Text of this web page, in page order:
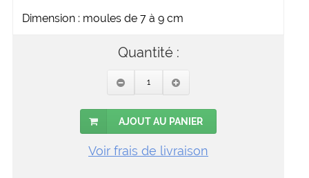
Dimension : moules de 7 à 9 cm
Quantité :
AJOUT AU PANIER
Voir frais de livraison